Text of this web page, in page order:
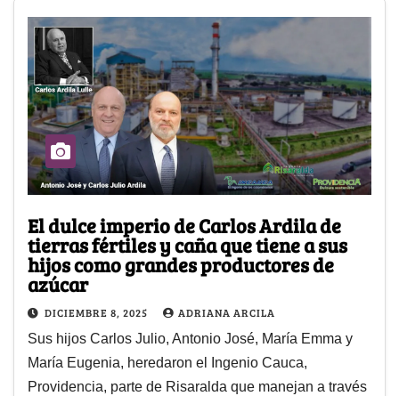
El dulce imperio de Carlos Ardila de
tierras fértiles y caña que tiene a sus
hijos como grandes productores de
azúcar
DICIEMBRE 8, 2025 ADRIANA ARCILA
Sus hijos Carlos Julio, Antonio José, María Emma y
María Eugenia, heredaron el Ingenio Cauca,
Providencia, parte de Risaralda que manejan a través